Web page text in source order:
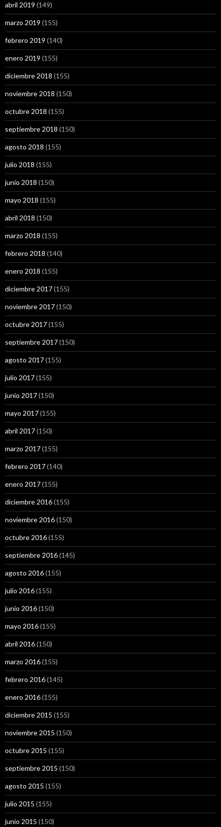
abril 2019 (149)
marzo 2019 (155)
febrero 2019 (140)
enero 2019 (155)
diciembre 2018 (155)
noviembre 2018 (150)
octubre 2018 (155)
septiembre 2018 (150)
agosto 2018 (155)
julio 2018 (155)
junio 2018 (150)
mayo 2018 (155)
abril 2018 (150)
marzo 2018 (155)
febrero 2018 (140)
enero 2018 (155)
diciembre 2017(155)
noviembre 2017(150)
octubre 2017(155)
septiembre 2017(150)
agosto 2017(155)
julio 2017(155)
junio 2017(150)
mayo 2017(155)
abril 2017(150)
marzo 2017(155)
febrero 2017(140)
enero 2017(155)
diciembre 2016(155)
noviembre 2016(150)
octubre 2016(155)
septiembre 2016(145)
agosto 2016(155)
julio 2016(155)
junio 2016(150)
mayo 2016(155)
abril 2016(150)
marzo 2016(155)
febrero 2016(145)
enero 2016(155)
diciembre 2015 (155)
noviembre 2015 (150)
octubre 2015 (155)
septiembre 2015 (150)
agosto 2015 (155)
julio 2015 (155)
junio 2015 (150)